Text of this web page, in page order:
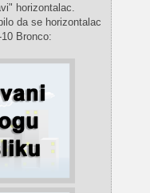
horizontalac.
da se horizontalac
Bronco: